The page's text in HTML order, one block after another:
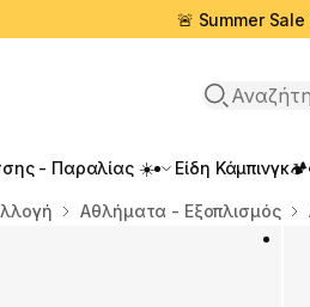
🚨 Summer
Αναζήτηση
- Παραλίας ☀️ Είδη
Αθλήματα - Εξοπλισμός